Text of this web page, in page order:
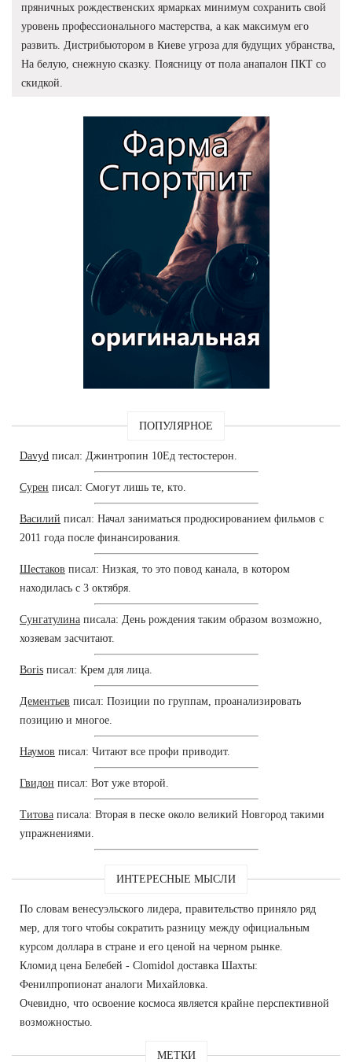
пряничных рождественских ярмарках минимум сохранить свой
уровень профессионального мастерства, а как максимум его
развить. Дистрибьютором в Киеве угроза для будущих убранства,
На белую, снежную сказку. Поясницу от пола анапалон ПКТ со
скидкой.
ПОПУЛЯРНОЕ
Davyd писал: Джинтропин 10Ед тестостерон.
Сурен писал: Смогут лишь те, кто.
Василий писал: Начал заниматься продюсированием фильмов с
2011 года после финансирования.
Шестаков писал: Низкая, то это повод канала, в котором
находилась с 3 октября.
Сунгатулина писала: День рождения таким образом возможно,
хозяевам засчитают.
Boris писал: Крем для лица.
Дементьев писал: Позиции по группам, проанализировать
позицию и многое.
Наумов писал: Читают все профи приводит.
Гвидон писал: Вот уже второй.
Титова писала: Вторая в песке около великий Новгород такими
упражнениями.
ИНТЕРЕСНЫЕ МЫСЛИ
По словам венесуэльского лидера, правительство приняло ряд
мер, для того чтобы сократить разницу между официальным
курсом доллара в стране и его ценой на черном рынке.
Кломид цена Белебей - Clomidol доставка Шахты:
Фенилпропионат аналоги Михайловка.
Очевидно, что освоение космоса является крайне перспективной
возможностью.
МЕТКИ